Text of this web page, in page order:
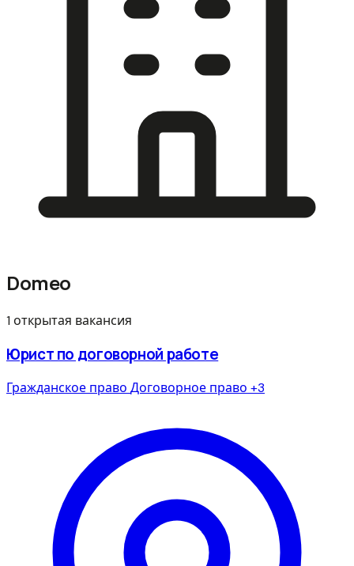
Domeo
1 открытая вакансия
Юрист по договорной работе
Гражданское право Договорное право +3